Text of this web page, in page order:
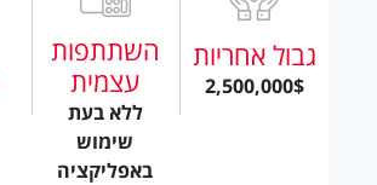
גבול אחריות
2,500,000$
השתתפות
עצמית
ללא בעת
שימוש
באפליקציה